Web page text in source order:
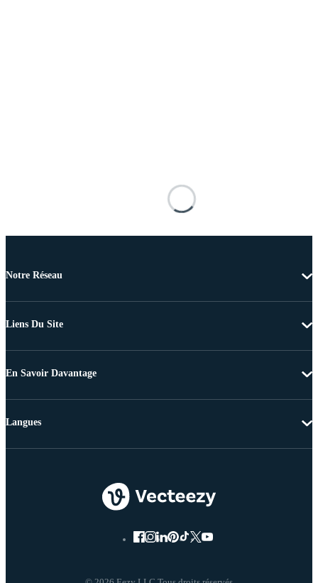
Notre Réseau
Liens Du Site
En Savoir Davantage
Langues